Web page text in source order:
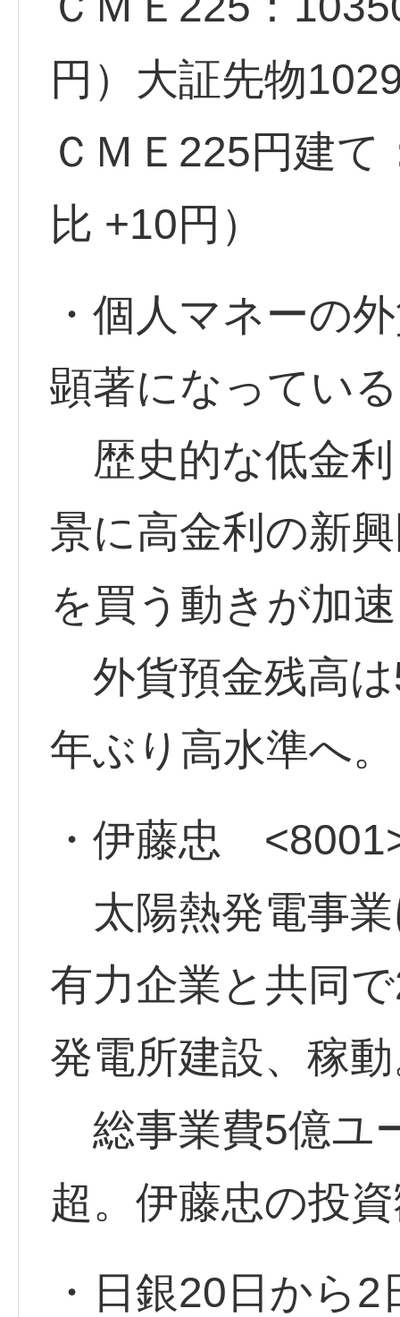
円）大証先物
ＣＭＥ225円建
比 +10円）
・個人マネーの
顕著になってい
歴史的な低金利
景に高金利の新
を買う動きが加
外貨預金残高は
年ぶり高水準へ。
・伊藤忠
太陽熱発電事
有力企業と共同
発電所建設、稼
総事業費5億ユ
超。伊藤忠の投
・日銀20日から